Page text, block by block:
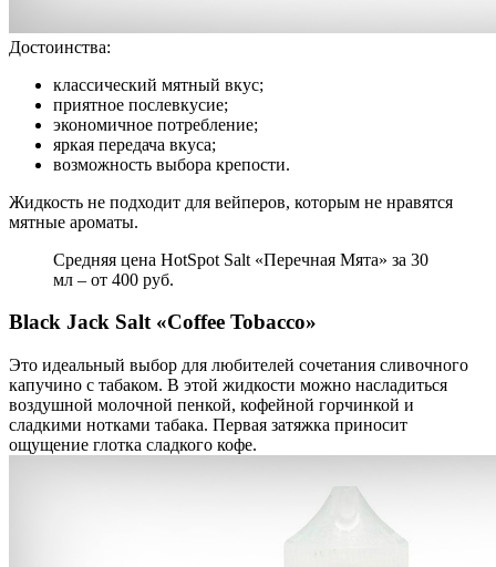
Достоинства:
классический мятный вкус;
приятное послевкусие;
экономичное потребление;
яркая передача вкуса;
возможность выбора крепости.
Жидкость не подходит для вейперов, которым не нравятся
мятные ароматы.
Средняя цена HotSpot Salt «Перечная Мята» за 30
мл – от 400 руб.
Black Jack Salt «Coffee Tobacco»
Это идеальный выбор для любителей сочетания сливочного
капучино с табаком. В этой жидкости можно насладиться
воздушной молочной пенкой, кофейной горчинкой и
сладкими нотками табака. Первая затяжка приносит
ощущение глотка сладкого кофе.